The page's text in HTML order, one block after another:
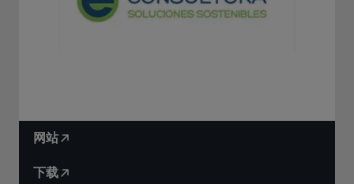
网站
下载